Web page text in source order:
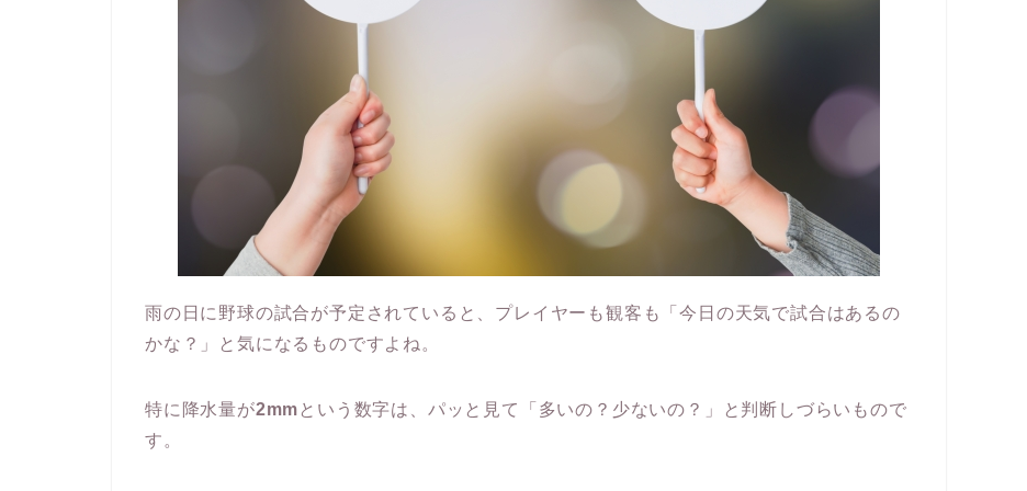
雨の日に野球の試合が予定されていると、プレイヤーも観客も「今日の天気で試合はあるの
かな？」と気になるものですよね。
特に降水量が2mm という数字は、パッと見て「多いの？少ないの？」と判断しづらいもので
す。